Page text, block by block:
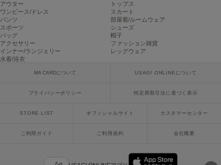
Onitsuka Tiger
オニツカ タイガー
ORGUE
オルグ
PATRICK
アウター
トップス
ワンピース/ドレス
スカート
パンツ
部屋着/ルームウェア
スポーツ
シューズ
バッグ
帽子
アクセサリー
ファッション雑貨
インナー/ランジェリー
レッグウェア
水着/浴衣
MA CARDについて USAGI ONLINEについて
プライバシーポリシー 特定商取引法に基づく表示
STORE LIST オフィシャルサイト カスタマーセンター
ご利用ガイド ご利用規約 会社概要